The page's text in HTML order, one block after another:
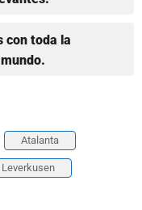
con toda la
Atalanta
Leverkusen